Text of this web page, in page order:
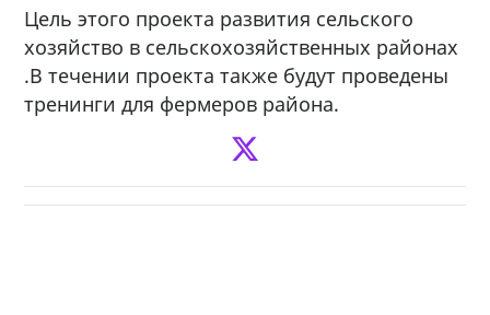
Цель этого проекта развития сельского
хозяйство в сельскохозяйственных районах
.В течении проекта также будут проведены
тренинги для фермеров района.